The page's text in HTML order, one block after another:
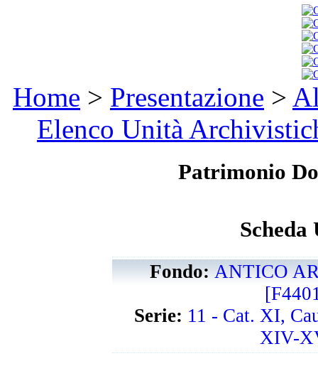
Home > Presentazione >
Elenco Unità
Patrimonio
Scheda
Fondo:ANTICO
Serie: 11 - Cat. XI,
XIV-